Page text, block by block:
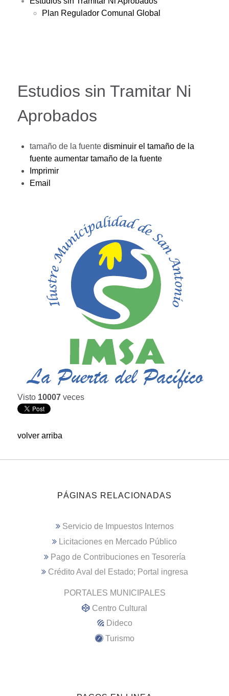
Plan Regulador Comunal Global
Estudios sin Tramitar Ni
Aprobados
tamaño de la fuente disminuir el tamaño de la
fuente aumentar tamaño de la fuente
Imprimir
Email
Visto 10007 veces
volver arriba
PÁGINAS RELACIONADAS
Servicio de Impuestos Internos
Licitaciones en Mercado Público
Pago de Contribuciones en Tesorería
Crédito Aval del Estado; Portal ingresa
PORTALES MUNICIPALES
Centro Cultural
Dideco
Turismo